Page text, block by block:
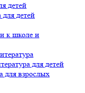
детей
для детей
к школе и
для детей
для взрослых